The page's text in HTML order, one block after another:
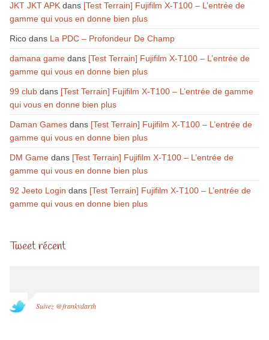
JKT JKT APKdans [Test Terrain] Fujifilm X-T100 – L’entrée de
gamme qui vous en donne bien plus
Ricodans La PDC – Profondeur De Champ
damana gamedans [Test Terrain] Fujifilm X-T100 – L’entrée de
gamme qui vous en donne bien plus
99 clubdans [Test Terrain] Fujifilm X-T100 – L’entrée de gamme
qui vous en donne bien plus
Daman Gamesdans [Test Terrain] Fujifilm X-T100 – L’entrée de
gamme qui vous en donne bien plus
DM Gamedans [Test Terrain] Fujifilm X-T100 – L’entrée de
gamme qui vous en donne bien plus
92 Jeeto Login dans [Test Terrain] Fujifilm X-T100 – L’entrée de
gamme qui vous en donne bien plus
Tweet récent
Suivez @frankydarth